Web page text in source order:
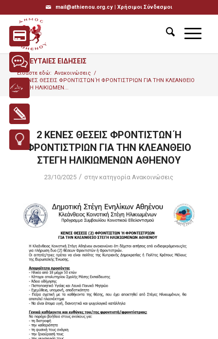
mail@athienou.org.cy | Χρήσιμοι Σύνδεσμοι
ΤΕΛΕΥΤΑΙΕΣ ΕΙΔΗΣΕΙΣ
Είσαστε εδώ: Ανακοινώσεις /
2 ΚΕΝΕΣ ΘΕΣΕΙΣ ΦΡΟΝΤΙΣΤΩΝ Ή ΦΡΟΝΤΙΣΤΡΙΩΝ ΓΙΑ ΤΗΝ ΚΛΕΑΝΘΕΙΟ
ΣΤΕΓΗ ΗΛΙΚΙΩΜΕΝ...
2 ΚΕΝΕΣ ΘΕΣΕΙΣ ΦΡΟΝΤΙΣΤΩΝ Ή
ΦΡΟΝΤΙΣΤΡΙΩΝ ΓΙΑ ΤΗΝ ΚΛΕΑΝΘΕΙΟ
ΣΤΕΓΗ ΗΛΙΚΙΩΜΕΝΩΝ ΑΘΗΕΝΟΥ
23/10/2025 / στην κατηγορίαΑνακοινώσεις